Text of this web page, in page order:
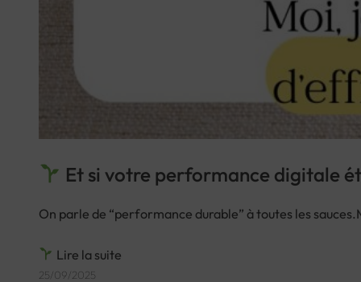
Et si votre performance digitale
On parle de “performance durable” à toutes les
Lire la suite
25/09/2025